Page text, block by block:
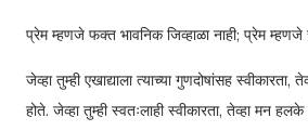
प्रेम म्हणजे फक्त भावनिक जिव्हाळा नाही; प्रेम म्हणजे
जेव्हा तुम्ही एखाद्याला त्याच्या गुणदोषांसह स्वीकारता,
होते. जेव्हा तुम्ही स्वतःलाही स्वीकारता, तेव्हा मन हलके